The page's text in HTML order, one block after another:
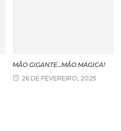
MÃO GIGANTE…MÃO MÁGICA!
26 DE FEVEREIRO, 2025